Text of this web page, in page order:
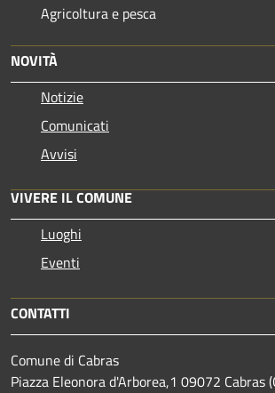
Agricoltura e pesca
NOVITÀ
Notizie
Comunicati
Avvisi
VIVERE IL COMUNE
Luoghi
Eventi
CONTATTI
Comune di Cabras
Piazza Eleonora d'Arborea,1 09072 Cabras